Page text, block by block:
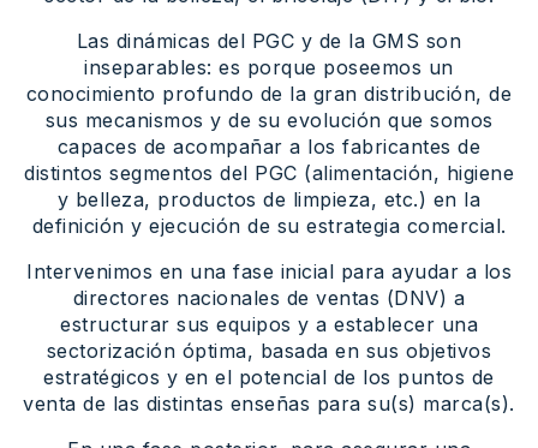
Las dinámicas del PGC y de la GMS son
inseparables: es porque poseemos un
conocimiento profundo de la gran distribución, de
sus mecanismos y de su evolución que somos
capaces de acompañar a los fabricantes de
distintos segmentos del PGC (alimentación, higiene
y belleza, productos de limpieza, etc.) en la
definición y ejecución de su estrategia comercial.
Intervenimos en una fase inicial para ayudar a los
directores nacionales de ventas (DNV) a
estructurar sus equipos y a establecer una
sectorización óptima, basada en sus objetivos
estratégicos y en el potencial de los puntos de
venta de las distintas enseñas para su(s) marca(s).